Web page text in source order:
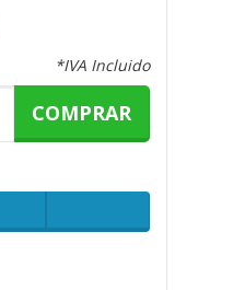
*IVA Incluido
COMPRAR